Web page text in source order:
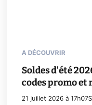
A DÉCOUVRIR
Soldes d'été
codes promo et
21 juillet 2026 à 17h07